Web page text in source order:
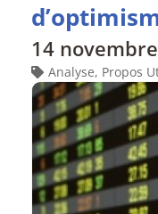
14
Analyse, Propos